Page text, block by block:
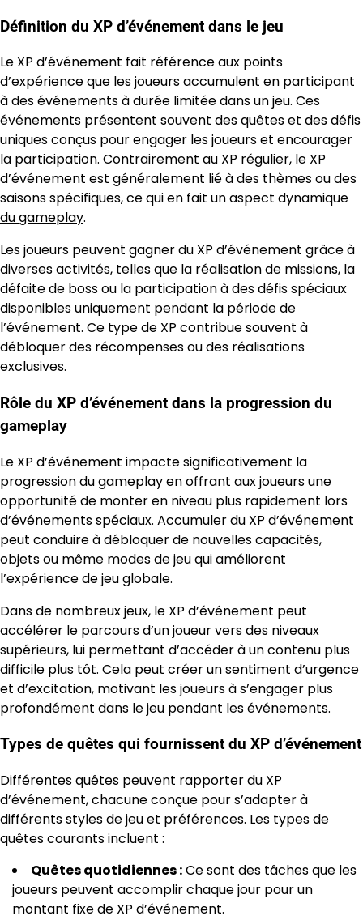
Définition du XP d’événement dans le jeu
Le XP d’événement fait référence aux points
d’expérience que les joueurs accumulent en participant
à des événements à durée limitée dans un jeu. Ces
événements présentent souvent des quêtes et des défis
uniques conçus pour engager les joueurs et encourager
la participation. Contrairement au XP régulier, le XP
d’événement est généralement lié à des thèmes ou des
saisons spécifiques, ce qui en fait un aspect dynamique
du gameplay.
Les joueurs peuvent gagner du XP d’événement grâce à
diverses activités, telles que la réalisation de missions, la
défaite de boss ou la participation à des défis spéciaux
disponibles uniquement pendant la période de
l’événement. Ce type de XP contribue souvent à
débloquer des récompenses ou des réalisations
exclusives.
Rôle du XP d’événement dans la progression du
gameplay
Le XP d’événement impacte significativement la
progression du gameplay en offrant aux joueurs une
opportunité de monter en niveau plus rapidement lors
d’événements spéciaux. Accumuler du XP d’événement
peut conduire à débloquer de nouvelles capacités,
objets ou même modes de jeu qui améliorent
l’expérience de jeu globale.
Dans de nombreux jeux, le XP d’événement peut
accélérer le parcours d’un joueur vers des niveaux
supérieurs, lui permettant d’accéder à un contenu plus
difficile plus tôt. Cela peut créer un sentiment d’urgence
et d’excitation, motivant les joueurs à s’engager plus
profondément dans le jeu pendant les événements.
Types de quêtes qui fournissent du XP d’événement
Différentes quêtes peuvent rapporter du XP
d’événement, chacune conçue pour s’adapter à
différents styles de jeu et préférences. Les types de
quêtes courants incluent :
Quêtes quotidiennes :Ce sont des tâches que les
joueurs peuvent accomplir chaque jour pour un
montant fixe de XP d’événement.